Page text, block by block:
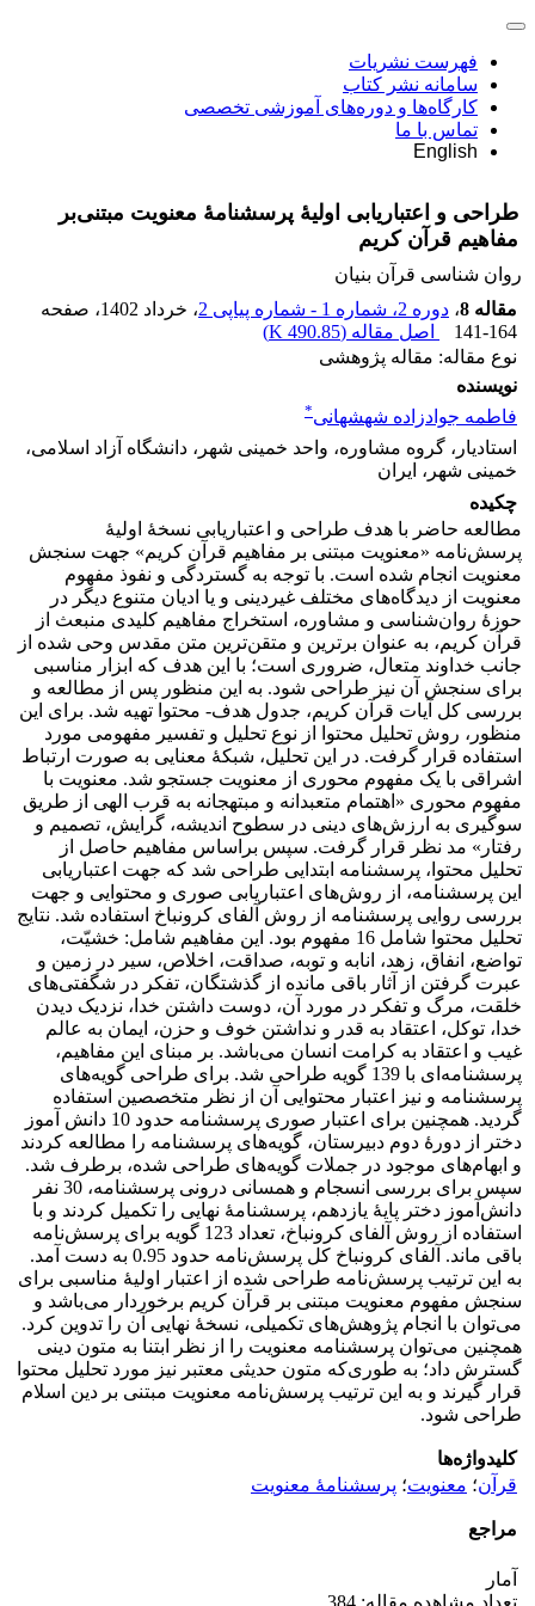
فهرست نشریات
سامانه نشر کتاب
کارگاه‌ها و دوره‌های آموزشی تخصصی
تماس با ما
English
طراحی و اعتباریابی اولیۀ پرسشنامۀ معنویت مبتنی‌بر
مفاهیم قرآن کریم
روان شناسی قرآن بنیان
مقاله 8
، دوره 2، شماره 1 - شماره پیاپی 2 ، خرداد 1402
، صفحه
141-164
اصل مقاله (490.85 K
)
نوع مقاله: مقاله پژوهشی
نویسنده
فاطمه جوادزاده شهشهانی*
استادیار، گروه مشاوره، واحد خمینی شهر، دانشگاه آزاد اسلامی،
خمینی شهر، ایران
چکیده
مطالعه حاضر با هدف طراحی و اعتباریابی نسخۀ اولیۀ
پرسش‌‌نامه «معنویت مبتنی بر مفاهیم قرآن کریم» جهت سنجش
معنویت انجام شده است. با توجه به گستردگی و نفوذ مفهوم
معنویت از دیدگاه‌های مختلف غیردینی و یا ادیان متنوع دیگر در
حوزۀ روان‌‌شناسی و مشاوره، استخراج مفاهیم کلیدی منبعث از
قرآن کریم، به عنوان برترین و متقن‌‌ترین متن مقدس وحی شده از
جانب خداوند متعال، ضروری است؛ با این هدف که ابزار مناسبی
برای سنجش آن نیز طراحی شود. به این منظور پس از مطالعه و
بررسی کل آیات قرآن کریم، جدول هدف- محتوا تهیه شد. برای این
منظور، روش تحلیل محتوا از نوع تحلیل و تفسیر مفهومی مورد
استفاده قرار گرفت. در این تحلیل، شبکۀ معنایی به صورت ارتباط
اشراقی با یک مفهوم محوری از معنویت جستجو شد. معنویت با
مفهوم محوری «اهتمام متعبدانه و مبتهجانه به قرب الهی از طریق
سوگیری به ارزش‌های دینی در سطوح اندیشه، گرایش، تصمیم و
رفتار» مد نظر قرار گرفت. سپس براساس مفاهیم حاصل از
تحلیل محتوا، پرسشنامه ابتدایی طراحی شد که جهت اعتباریابی
این پرسشنامه، از روش‌های اعتباریابی صوری و محتوایی و جهت
بررسی روایی پرسشنامه از روش آلفای کرونباخ استفاده شد. نتایج
تحلیل محتوا شامل 16 مفهوم بود. این مفاهیم شامل: خشیّت،
تواضع، انفاق، زهد، انابه و توبه، صداقت، اخلاص، سیر در زمین و
عبرت گرفتن از آثار باقی مانده از گذشتگان، تفکر در شگفتی‌های
خلقت، مرگ و تفکر در مورد آن، دوست داشتن خدا، نزدیک دیدن
خدا، توکل، اعتقاد به قدر و نداشتن خوف و حزن، ایمان به عالم
غیب و اعتقاد به کرامت انسان می‌‌باشد. بر مبنای این مفاهیم،
پرسشنامه‌‌ای با 139 گویه طراحی شد. برای طراحی گویه‌‌های
پرسشنامه و نیز اعتبار محتوایی آن از نظر متخصصین استفاده
گردید. همچنین برای اعتبار صوری پرسشنامه حدود 10 دانش آموز
دختر از دورۀ دوم دبیرستان، گویه‌‌های پرسشنامه را مطالعه کردند
و ابهام‌های موجود در جملات گویه‌‌های طراحی شده، برطرف شد.
سپس برای بررسی انسجام و همسانی درونی پرسشنامه، 30 نفر
دانش‌‌آموز دختر پایۀ یازدهم، پرسشنامۀ نهایی را تکمیل کردند و با
استفاده از روش آلفای کرونباخ، تعداد 123 گویه برای پرسش‌‌نامه
باقی ماند. آلفای کرونباخ کل پرسش‌‌نامه حدود 0.95 به دست آمد.
به این ترتیب پرسش‌‌نامه طراحی شده از اعتبار اولیۀ مناسبی برای
سنجش مفهوم معنویت مبتنی بر قرآن کریم برخوردار می‌‌باشد و
می‌‌توان با انجام پژوهش‌‌های تکمیلی، نسخۀ نهایی آن را تدوین کرد.
همچنین می‌‌توان پرسشنامه معنویت را از نظر ابتنا به متون دینی
گسترش داد؛ به طوری‌‌که متون حدیثی معتبر نیز مورد تحلیل محتوا
قرار گیرند و به این ترتیب پرسش‌‌نامه معنویت مبتنی بر دین اسلام
طراحی شود.
کلیدواژه‌ها
قرآن؛ معنویت؛ پرسشنامۀ معنویت
مراجع
آمار
تعداد مشاهده مقاله: 384